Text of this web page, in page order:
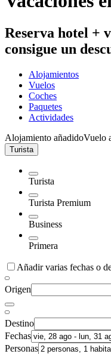
Reserva hotel +
consigue un
Alojamientos
Vuelos
Coches
Paquetes
Actividades
Alojamiento añadidoVuelo
Turista
Turista
Turista Premium
Business
Primera
Añadir varias fechas o
Origen
Destino
Fechas
Personas